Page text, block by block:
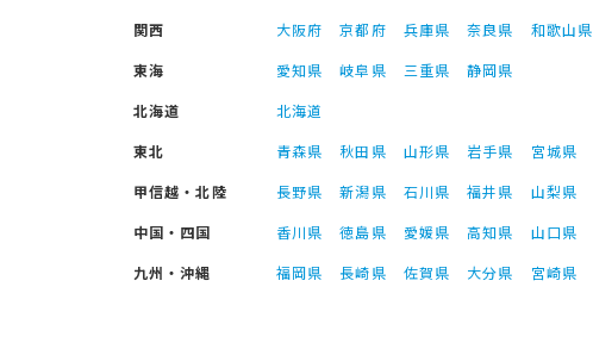
関西
大阪府 京都府 兵庫県 奈良県 和歌山県
東海
愛知県 岐阜県 三重県
静岡県
北海道
北海道
東北
青森県 秋田県 山形県 岩手県 宮城県
甲信越・北陸
長野県 新潟県 石川県 福井県 山梨県
中国・四国
香川県 徳島県 愛媛県 高知県 山口県
九州・沖縄
福岡県 長崎県 佐賀県 大分県 宮崎県